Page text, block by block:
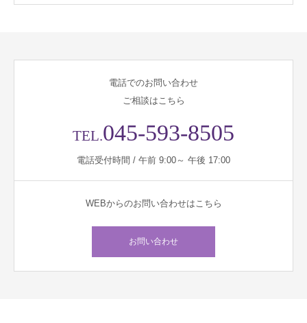
電話でのお問い合わせ
ご相談はこちら
TEL.045-593-8505
電話受付時間 / 午前 9:00～ 午後 17:00
WEBからのお問い合わせはこちら
お問い合わせ